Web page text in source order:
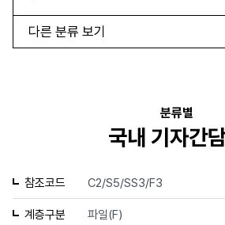
다른 분류 보기
분류별
국내 기자간
참조코드 C2/S5/SS3/F3
계층구분 파일(F)